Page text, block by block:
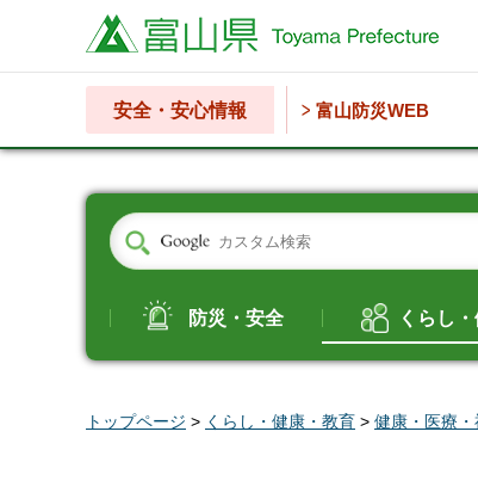
富山県
安全・安心情報 富山防災WEB
防災・安全 くらし
トップページ > くらし・健康・教育 > 健康・医療・